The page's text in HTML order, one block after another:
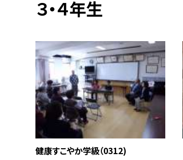
３・４年生
健康すこやか学級（0312)